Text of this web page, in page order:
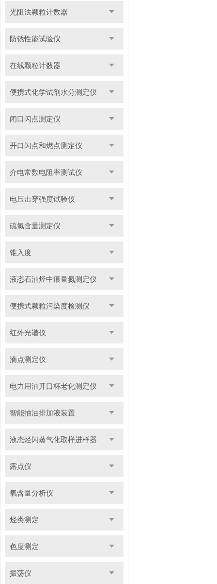
光阻法颗粒计数器
防锈性能试验仪
在线颗粒计数器
便携式化学试剂水分测定仪
闭口闪点测定仪
开口闪点和燃点测定仪
介电常数电阻率测试仪
电压击穿强度试验仪
硫氯含量测定仪
锥入度
液态石油烃中痕量氮测定仪
便携式颗粒污染度检测仪
红外光谱仪
滴点测定仪
电力用油开口杯老化测定仪
智能抽油排加液装置
液态烃闪蒸气化取样进样器
露点仪
氧含量分析仪
烃类测定
色度测定
振荡仪